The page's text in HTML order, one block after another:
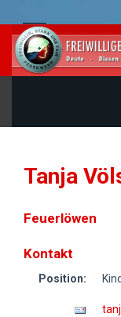
Tanja
Feuerlöwen
Kontakt
Position: